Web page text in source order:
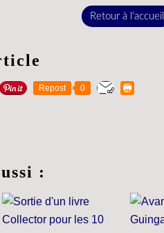
Retour à l'accueil
Repost 0
: